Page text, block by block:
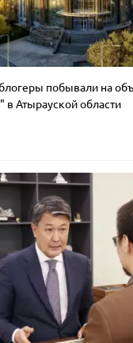
побывали на
в Атырауской области